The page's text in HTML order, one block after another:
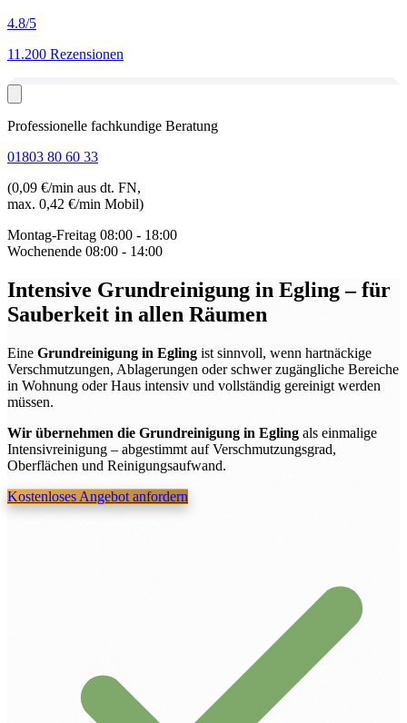
4.8/5
11.200 Rezensionen
Professionelle fachkundige Beratung
01803 80 60 33
(0,09 €/min aus dt. FN,
max. 0,42 €/min Mobil)
Montag-Freitag 08:00 - 18:00
Wochenende 08:00 - 14:00
Intensive Grundreinigung in Egling– für
Sauberkeit in allen Räumen
Eine Grundreinigung in Egling ist sinnvoll, wenn hartnäckige
Verschmutzungen, Ablagerungen oder schwer zugängliche Bereiche
in Wohnung oder Haus intensiv und vollständig gereinigt werden
müssen.
Wir übernehmen die Grundreinigung in Egling als einmalige
Intensivreinigung – abgestimmt auf Verschmutzungsgrad,
Oberflächen und Reinigungsaufwand.
Kostenloses Angebot anfordern